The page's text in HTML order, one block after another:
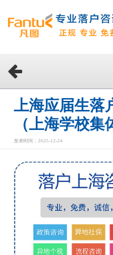
网
站
首
页
留
生
上海应届生落
（上海学校集
发表时间：2025-12-24